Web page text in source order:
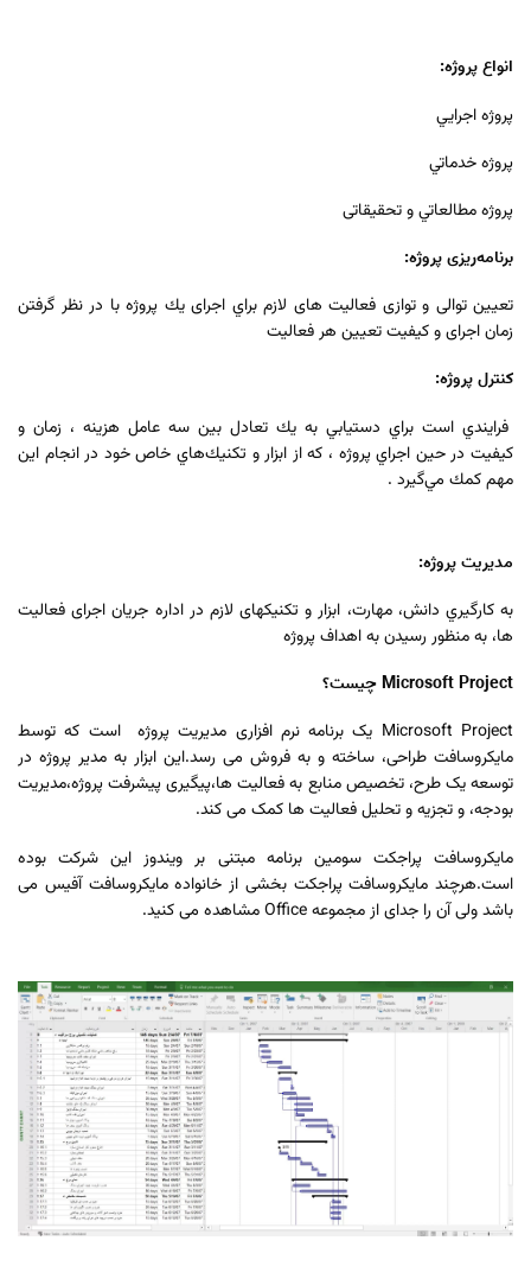
انواع پروژه:
پروژه اجرايي
پروژه خدماتي
پروژه مطالعاتي و تحقيقاتی
برنامه‌ريزی پروژه:
تعيين توالی و توازی فعاليت های لازم براي اجرای يك پروژه با در نظر گرفتن
زمان اجرای و كيفيت تعيين هر فعاليت
كنترل پروژه:
فرايندي است براي دستيابي به يك تعادل بين سه عامل هزينه ، زمان و
كيفيت در حين اجراي پروژه ، كه از ابزار و تكنيك‌هاي خاص خود در انجام اين
مهم كمك مي‌گيرد .
مديريت پروژه:
به‏ کارگيري دانش‏، مهارت‏، ابزار و تکنيک‏های لازم در اداره جريان اجرای فعاليت‏
ها، به‏ منظور رسیدن به اهداف پروژه
Microsoft Project چیست؟
Microsoft Project یک برنامه نرم افزاری مدیریت پروژه است که توسط
مایکروسافت طراحی، ساخته و به فروش می رسد.این ابزار به مدیر پروژه در
توسعه یک طرح، تخصیص منابع به فعالیت ها،پیگیری پیشرفت پروژه،مدیریت
بودجه، و تجزیه و تحلیل فعالیت ها کمک می کند.
مایکروسافت پراجکت سومین برنامه مبتنی بر ویندوز این شرکت بوده
است.هرچند مایکروسافت پراجکت بخشی از خانواده مایکروسافت آفیس می
باشد ولی آن را جدای از مجموعه Office مشاهده می کنید.